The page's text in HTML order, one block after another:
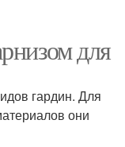
для
гардин. Для
они